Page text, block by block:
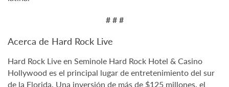
# # #
Acerca de Hard Rock Live
Hard Rock Live en Seminole Hard Rock Hotel & Casino
Hollywood es el principal lugar de entretenimiento del sur
de la Florida. Una inversión de más de $125 millones, el